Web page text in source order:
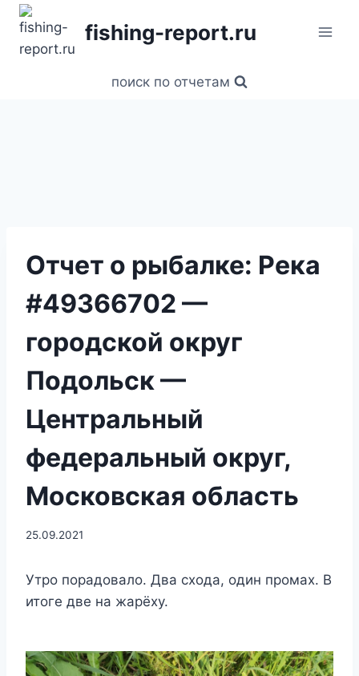
Перейти
содержанию
fishing-report.ru
поиск по отчетам
Отчет о рыбалке: Река
#49366702 —
городской округ
Подольск —
Центральный
федеральный округ,
Московская область
25.09.2021
Утро порадовало. Два схода, один промах. В
итоге две на жарëху.